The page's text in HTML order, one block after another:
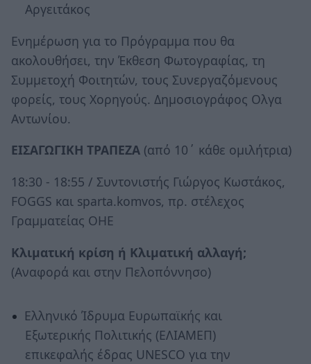
Αργειτάκος
Ενημέρωση για το Πρόγραμμα που θα
ακολουθήσει, την Έκθεση Φωτογραφίας, τη
Συμμετοχή Φοιτητών, τους Συνεργαζόμενους
φορείς, τους Χορηγούς. Δημοσιογράφος Ολγα
Αντωνίου.
ΕΙΣΑΓΩΓΙΚΗ ΤΡΑΠΕΖΑ (από 10΄ κάθε ομιλήτρια)
18:30 - 18:55 / Συντονιστής Γιώργος Κωστάκος,
FOGGS και sparta.komvos, πρ. στέλεχος
Γραμματείας ΟΗΕ
Κλιματική κρίση ή Κλιματική αλλαγή;
(Αναφορά και στην Πελοπόννησο)
Ελληνικό Ίδρυμα Ευρωπαϊκής και
Εξωτερικής Πολιτικής (ΕΛΙΑΜΕΠ)
επικεφαλής έδρας UNESCO για την